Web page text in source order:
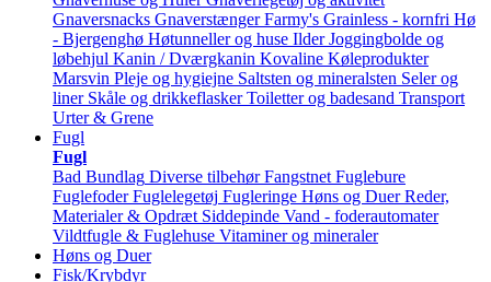
Gnaversnacks Gnaverstænger Farmy's Grainless - kornfri Hø
- Bjergenghø Høtunneller og huse Ilder Joggingbolde og
løbehjul Kanin / Dværgkanin Kovaline Køleprodukter
Marsvin Pleje og hygiejne Saltsten og mineralsten Seler og
liner Skåle og drikkeflasker Toiletter og badesand Transport
Urter & Grene
Fugl
Fugl
Bad Bundlag Diverse tilbehør Fangstnet Fuglebure
Fuglefoder Fuglelegetøj Fugleringe Høns og Duer Reder,
Materialer & Opdræt Siddepinde Vand - foderautomater
Vildtfugle & Fuglehuse Vitaminer og mineraler
Høns og Duer
Fisk/Krybdyr